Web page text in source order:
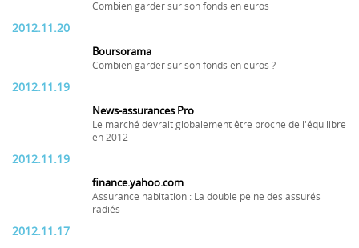
Combien garder sur son fonds en euros
2012.11.20
Boursorama
Combien garder sur son fonds en euros ?
2012.11.19
News-assurances Pro
Le marché devrait globalement être proche de l'équilibre
en 2012
2012.11.19
finance.yahoo.com
Assurance habitation : La double peine des assurés
radiés
2012.11.17